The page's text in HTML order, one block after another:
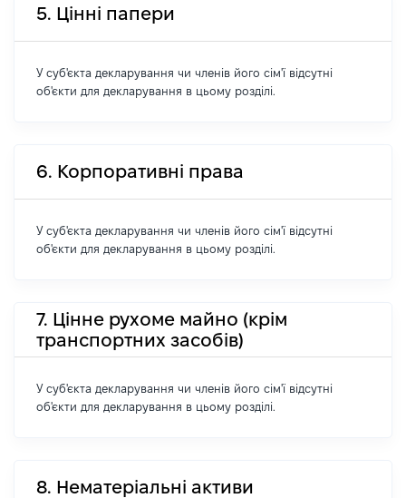
5. Цінні папери
У суб'єкта декларування чи членів його сім'ї відсутні
об'єкти для декларування в цьому розділі.
6. Корпоративні права
У суб'єкта декларування чи членів його сім'ї відсутні
об'єкти для декларування в цьому розділі.
7. Цінне рухоме майно (крім
транспортних засобів)
У суб'єкта декларування чи членів його сім'ї відсутні
об'єкти для декларування в цьому розділі.
8. Нематеріальні активи